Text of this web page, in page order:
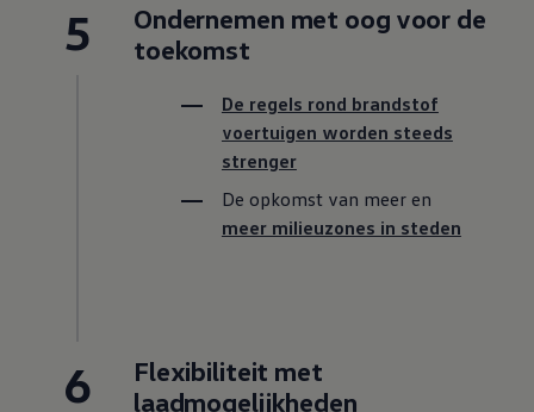
5
Ondernemen met oog voor de
toekomst
De regels rond brandstof
voertuigen worden steeds
strenger
De opkomst van meer en
meer milieuzones in steden
6
Flexibiliteit met
laadmogelijkheden